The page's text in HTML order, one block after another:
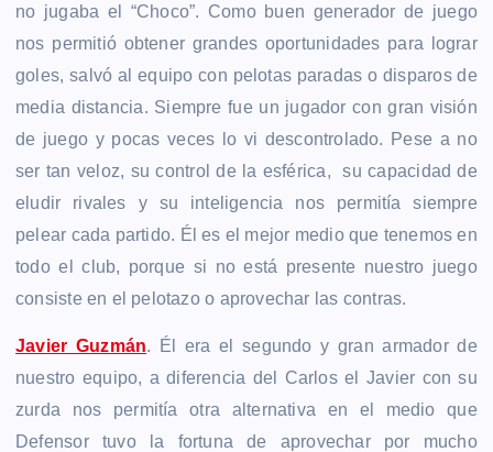
no jugaba el “Choco”. Como buen generador de juego
nos permitió obtener grandes oportunidades para lograr
goles, salvó al equipo con pelotas paradas o disparos de
media distancia. Siempre fue un jugador con gran visión
de juego y pocas veces lo vi descontrolado. Pese a no
ser tan veloz, su control de la esférica, su capacidad de
eludir rivales y su inteligencia nos permitía siempre
pelear cada partido. Él es el mejor medio que tenemos en
todo el club, porque si no está presente nuestro juego
consiste en el pelotazo o aprovechar las contras.
Javier Guzmán. Él era el segundo y gran armador de
nuestro equipo, a diferencia del Carlos el Javier con su
zurda nos permitía otra alternativa en el medio que
Defensor tuvo la fortuna de aprovechar por mucho